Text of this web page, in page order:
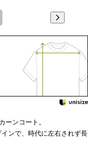
ーンコート。
ンで、時代に左右されず長